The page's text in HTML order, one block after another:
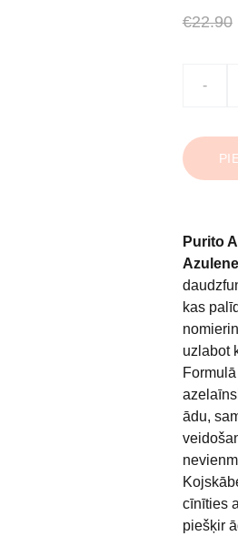
€22.90
-
Purito
kas
uzlabot
ādu,
cīnīties
piešķir